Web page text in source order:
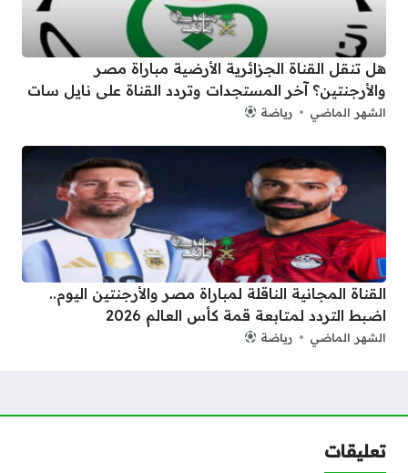
هل تنقل القناة الجزائرية الأرضية مباراة مصر
والأرجنتين؟ آخر المستجدات وتردد القناة على نايل سات
الشهر الماضي رياضة
القناة المجانية الناقلة لمباراة مصر والأرجنتين اليوم..
اضبط التردد لمتابعة قمة كأس العالم 2026
الشهر الماضي رياضة
تعليقات